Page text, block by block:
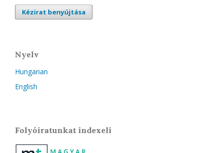
Kézirat benyújtása
Nyelv
Hungarian
English
Folyóiratunkat indexeli